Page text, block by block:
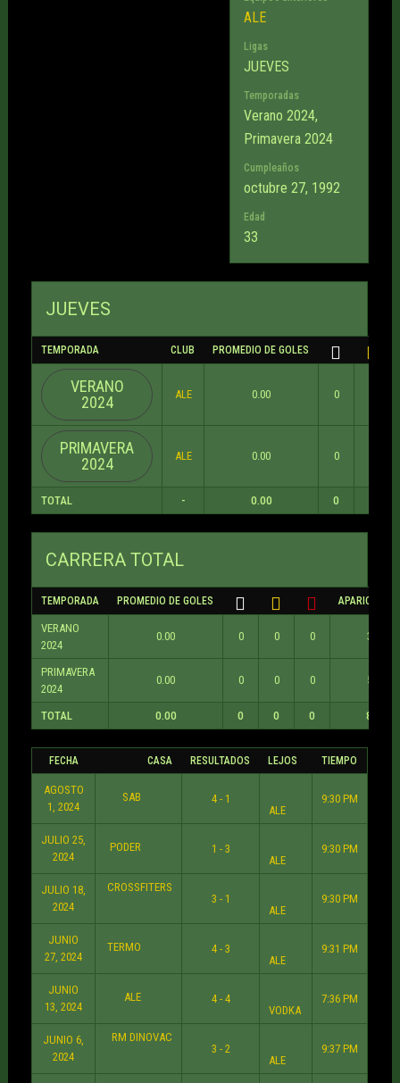
ALE
Ligas
JUEVES
Temporadas
Verano 2024,
Primavera 2024
Cumpleaños
octubre 27, 1992
Edad
33
JUEVES
TEMPORADA CLUB PROMEDIO DE GOLES
VERANO
2024
ALE 0.00 0
PRIMAVERA
2024
ALE 0.00 0
TOTAL - 0.00 0
CARRERA TOTAL
TEMPORADA PROMEDIO DE GOLES APARICIONES
VERANO
2024
0.00 0 0 0 3
PRIMAVERA
2024
0.00 0 0 0 5
TOTAL 0.00 0 0 0 8
FECHA CASA RESULTADOS LEJOS TIEMPO
AGOSTO
1, 2024
SAB
4 - 1
ALE
9:30 PM
JULIO 25,
2024
PODER
1 - 3
ALE
9:30 PM
JULIO 18,
2024
CROSSFITERS
3 - 1
ALE
9:30 PM
JUNIO
27, 2024
TERMO
4 - 3
ALE
9:31 PM
JUNIO
13, 2024
ALE
4 - 4
VODKA
7:36 PM
JUNIO 6,
2024
RM DINOVAC
3 - 2
ALE
9:37 PM